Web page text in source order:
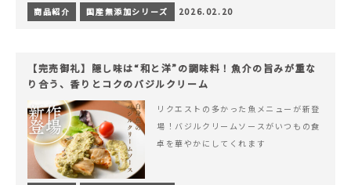
商品紹介 国産無添加シリーズ 2026.02.20
【完売御礼】隠し味は“和と洋”の調味料！魚介の旨みが重な
り合う、香りとコクのバジルクリーム
リクエストの多かった魚メニューが新登
場！バジルクリームソースがいつもの食
卓を華やかにしてくれます